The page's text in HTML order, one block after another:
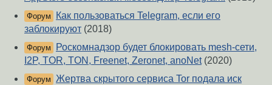
Форум
Как пользоваться Telegram, если его
заблокируют (2018)
Форум
Роскомнадзор будет блокировать mesh-сети,
I2P, TOR, TON, Freenet, Zeronet, anoNet(2020)
Форум
Жертва скрытого сервиса Tor подала иск